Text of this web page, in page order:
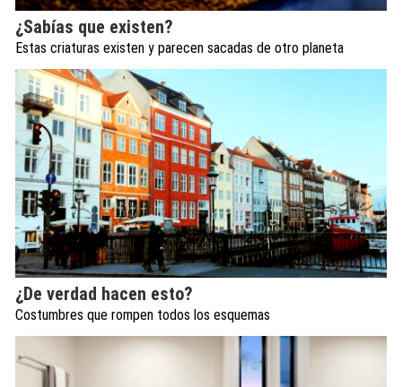
¿Sabías que existen?
Estas criaturas existen y parecen sacadas de otro planeta
¿De verdad hacen esto?
Costumbres que rompen todos los esquemas